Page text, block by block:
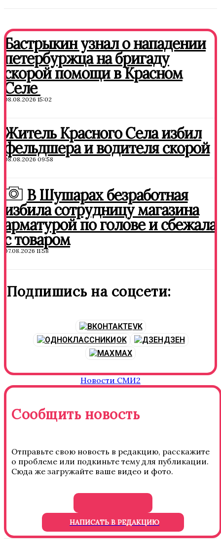
Бастрыкин узнал о нападении
петербуржца на бригаду
скорой помощи в Красном
Селе
08.08.2026 15:02
Житель Красного Села избил
фельдшера и водителя скорой
08.08.2026 09:58
В Шушарах безработная
избила сотрудницу магазина
арматурой по голове и сбежала
с товаром
07.08.2026 11:58
Подпишись на соцсети:
VK
OK
ДЗЕН
MAX
Новости СМИ2
Сообщить новость
Отправьте свою новость в редакцию, расскажите
о проблеме или подкиньте тему для публикации.
Сюда же загружайте ваше видео и фото.
НАПИСАТЬ В РЕДАКЦИЮ